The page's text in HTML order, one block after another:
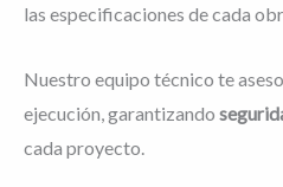
las especificaciones de cada
Nuestro equipo técnico te
ejecución, garantizando
cada proyecto.